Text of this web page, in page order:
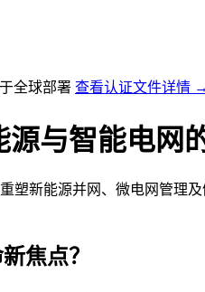
全球部署 查看认证文件详情 →
与智能电网
塑新能源并网、微电网管理
焦点？